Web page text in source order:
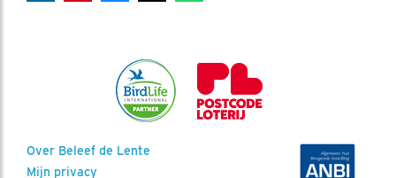
Over Beleef de Lente
Mijn privacy